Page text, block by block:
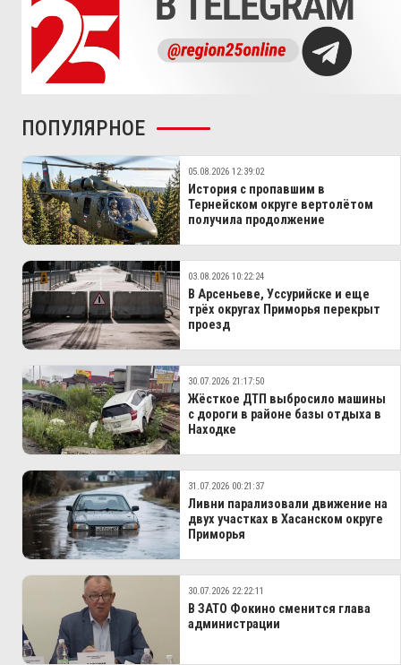
ПОПУЛЯРНОЕ
05.08.2026 12:39:02
История с пропавшим в
Тернейском округе вертолётом
получила продолжение
03.08.2026 10:22:24
В Арсеньеве, Уссурийске и еще
трёх округах Приморья перекрыт
проезд
30.07.2026 21:17:50
Жёсткое ДТП выбросило машины
с дороги в районе базы отдыха в
Находке
31.07.2026 00:21:37
Ливни парализовали движение на
двух участках в Хасанском округе
Приморья
30.07.2026 22:22:11
В ЗАТО Фокино сменится глава
администрации